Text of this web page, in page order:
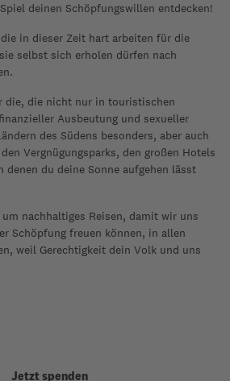
deinen Schöpfungswillen entdecken!
in dieser Zeit hart arbeiten für die
selbst sich erholen dürfen nach
die, die nicht nur in touristischen
Ausbeutung und sexueller
des Südens besonders, aber auch
Vergnügungsparks, den großen Hotels
denen du deine Sonne aufgehen lässt
nachhaltiges Reisen, damit wir uns
Schöpfung freuen können, in allen
weil Gerechtigkeit dein Volk und uns
Jetzt spenden